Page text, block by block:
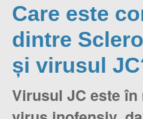
Care este
dintre
și virusul
Virusul JC este